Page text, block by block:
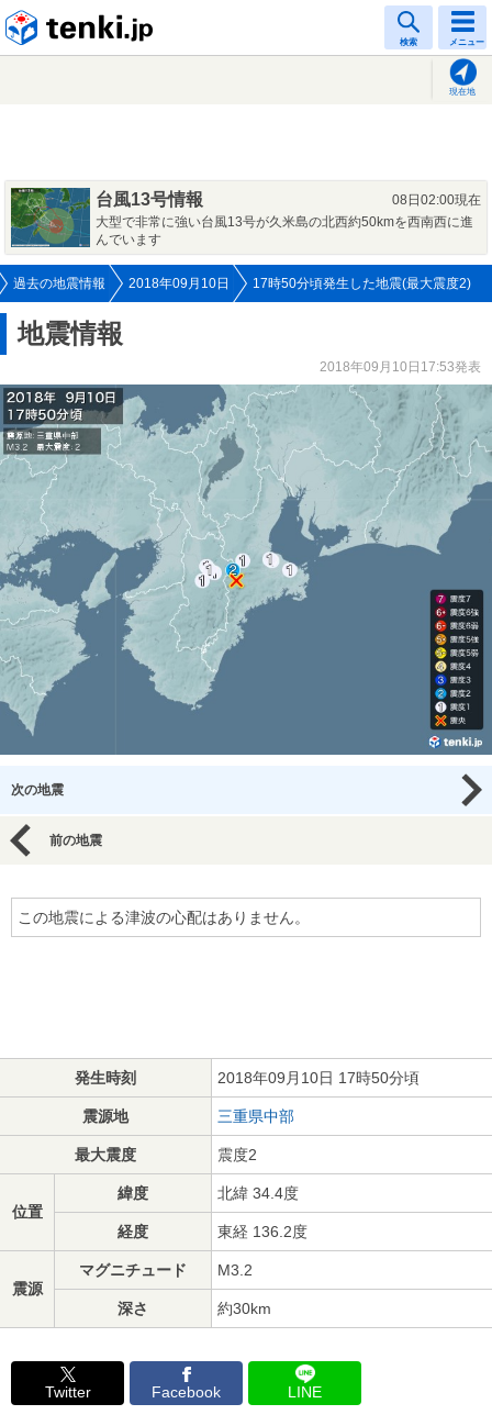
検索 メニュー
現在地
台風13号情報
08日02:00現在
大型で非常に強い台風13号が久米島の北西約50kmを西南西に進
んでいます
過去の地震情報 2018年09月10日 17時50分頃発生した地震(最大震度2)
地震情報
2018年09月10日17:53発表
次の地震
前の地震
この地震による津波の心配はありません。
発生時刻 2018年09月10日 17時50分頃
震源地 三重県中部
最大震度 震度2
位置
緯度 北緯 34.4度
経度 東経 136.2度
震源
マグニチュード M3.2
深さ 約30km
Twitter Facebook LINE